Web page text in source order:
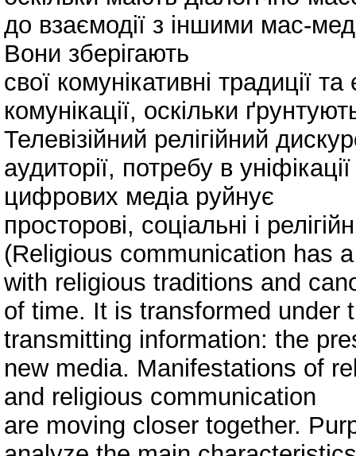
до взаємодії з іншими мас-
Вони зберігають
свої комунікативні традиції
комунікації, оскільки
Телевізійний релігійний
аудиторії, потребу в
цифрових медіа руйнує
просторові, соціальні і
(Religious communication has
with religious traditions and
of time. It is transformed under
transmitting information: the
new media. Manifestations of
and religious communication
are moving closer together.